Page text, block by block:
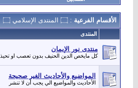
الأقسام الفرعية : ۝ المنتدى الإسلامي ۝
المنتدى
منتدى نور الإيمان
كل مايخص الدين الحنيف بدون تعصب او تحيذ
المواضيع والأحاديث الغير صحيحة
الأحاديث والمواضيع الي يجب أن لا تنشر